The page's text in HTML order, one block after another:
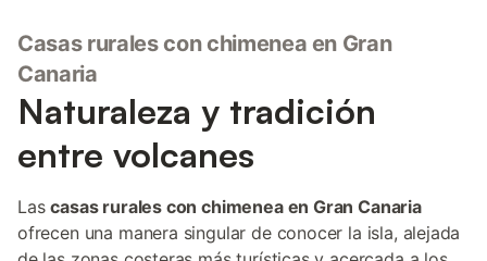
Casas rurales con chimenea en Gran
Canaria
Naturaleza y tradición
entre volcanes
Lascasas rurales con chimenea en Gran Canaria
ofrecen una manera singular de conocer la isla, alejada